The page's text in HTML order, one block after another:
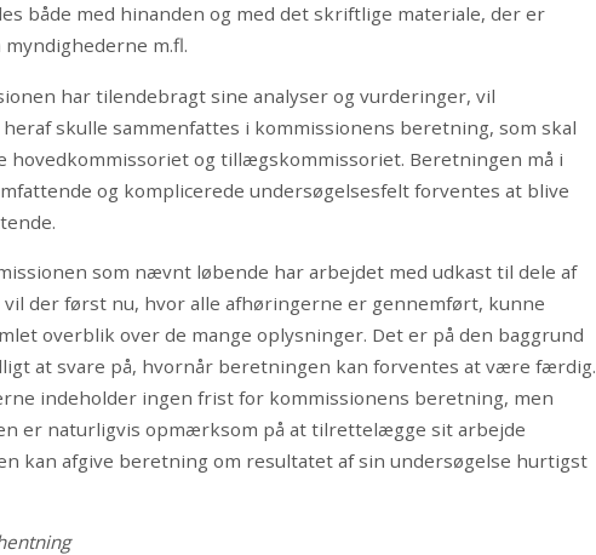
både med hinanden og med det skriftlige materiale, der er
m.fl.
har tilendebragt sine analyser og vurderinger, vil
skulle sammenfattes i kommissionens beretning, som skal
hovedkommissoriet og tillægskommissoriet. Beretningen må i
og komplicerede undersøgelsesfelt forventes at blive
som nævnt løbende har arbejdet med udkast til dele af
der først nu, hvor alle afhøringerne er gennemført, kunne
overblik over de mange oplysninger. Det er på den baggrund
at svare på, hvornår beretningen kan forventes at være færdig.
indeholder ingen frist for kommissionens beretning, men
er naturligvis opmærksom på at tilrettelægge sit arbejde
kan afgive beretning om resultatet af sin undersøgelse hurtigst